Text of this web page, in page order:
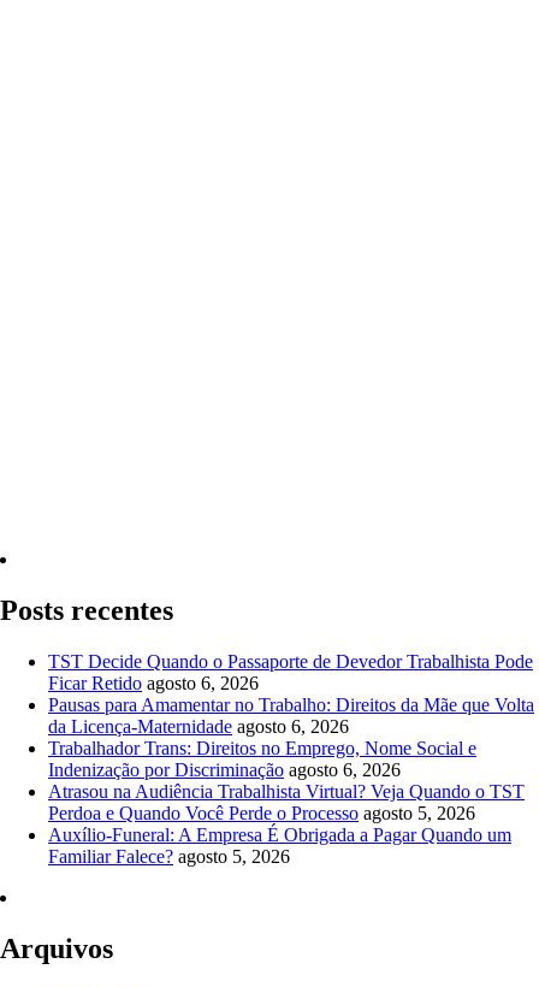
Posts recentes
TST Decide Quando o Passaporte de Devedor Trabalhista Pode
Ficar Retido agosto 6, 2026
Pausas para Amamentar no Trabalho: Direitos da Mãe que Volta
da Licença-Maternidade agosto 6, 2026
Trabalhador Trans: Direitos no Emprego, Nome Social e
Indenização por Discriminação agosto 6, 2026
Atrasou na Audiência Trabalhista Virtual? Veja Quando o TST
Perdoa e Quando Você Perde o Processo agosto 5, 2026
Auxílio-Funeral: A Empresa É Obrigada a Pagar Quando um
Familiar Falece? agosto 5, 2026
Arquivos